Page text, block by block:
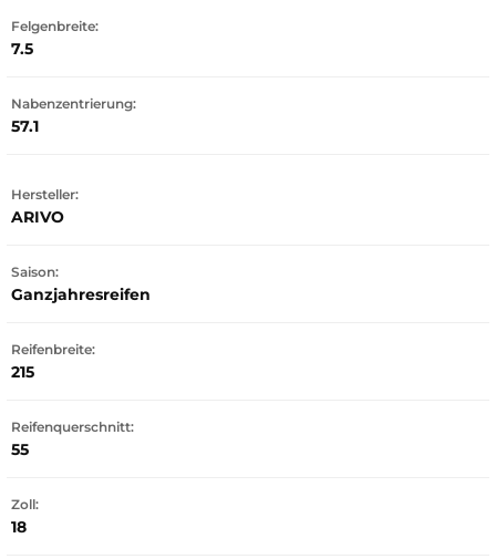
Felgenbreite:
7.5
Nabenzentrierung:
57.1
Hersteller:
ARIVO
Saison:
Ganzjahresreifen
Reifenbreite:
215
Reifenquerschnitt:
55
Zoll:
18